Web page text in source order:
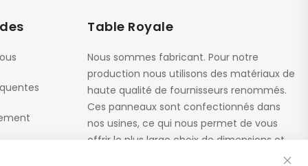
Table Royale
Nous sommes fabricant. Pour notre
production nous utilisons des matériaux de
haute qualité de fournisseurs renommés.
Ces panneaux sont confectionnés dans
nos usines, ce qui nous permet de vous
offrir le plus large choix de dimensions et